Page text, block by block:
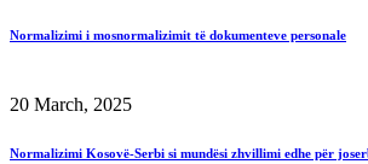
Normalizimi i mosnormalizimit të dokumenteve personale
20 March, 2025
Normalizimi Kosovë-Serbi si mundësi zhvillimi edhe për